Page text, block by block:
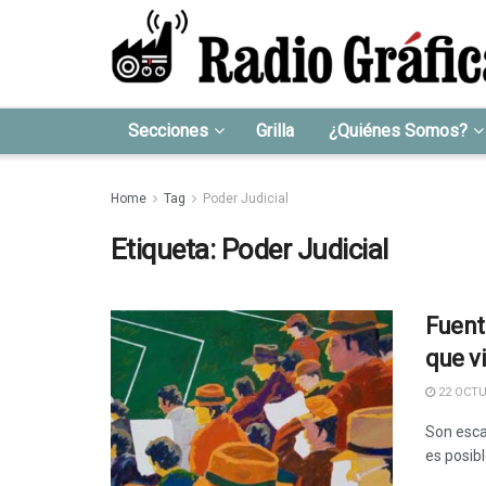
Secciones Grilla ¿Quiénes Somos?
Home Tag Poder Judicial
Etiqueta: Poder Judicial
que
22
Son
es